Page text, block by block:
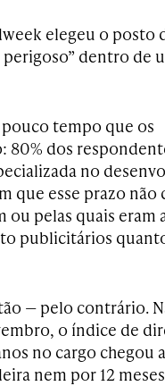
elegeu o posto
dentro de
tempo que os
80% dos
no
que esse prazo não
ou pelas quais eram
publicitários
— pelo contrário.
o índice de
no cargo chegou
nem por 12